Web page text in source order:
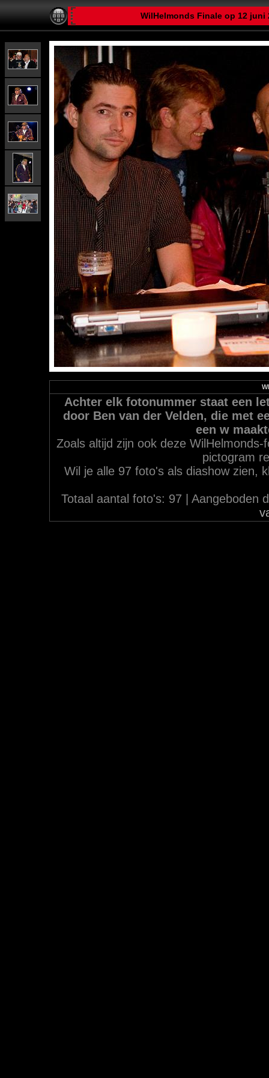
WilHelmonds Finale op 12
Achter elk fotonummer staat een
door Ben van der Velden, die met
een w
Zoals altijd zijn ook deze
pictogram
Wil je alle 97 foto's als diashow zien,
Totaal aantal foto's: 97 | Aangeboden